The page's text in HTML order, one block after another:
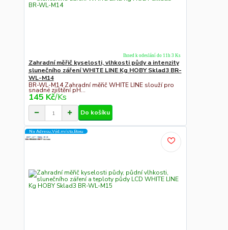
Zahradní měřič kyselosti, vlhkosti půdy a intenzity
slunečního záření WHITE LINE Kg HOBY Sklad3 BR-
WL-M14
BR-WL-M14 Zahradní měřič WHITE LINE slouží pro
snadné zjištění pH...
145 Kč/Ks
Ihned k odeslání do 11h 3 Ks
Do košíku
Na Adresu,Výd.místo,Boxu